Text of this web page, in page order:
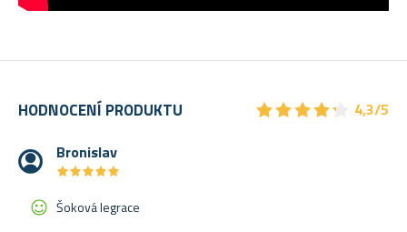
HODNOCENÍ PRODUKTU ★★★★★
★★★★★
4,3/5
Bronislav
★★★★★
★★★★★
Šoková legrace